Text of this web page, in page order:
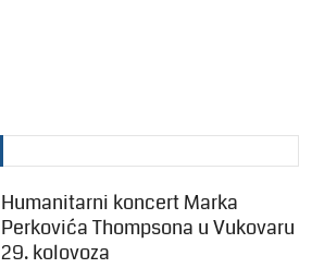
Humanitarni koncert Marka
Perkovića Thompsona u Vukovaru
29. kolovoza